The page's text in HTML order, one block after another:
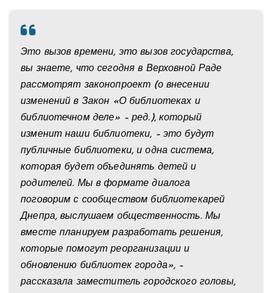
Это вызов времени, это вызов государства,
вы знаете, что сегодня в Верховной Раде
рассмотрят законопроект (о внесении
изменений в Закон «О библиотеках и
библиотечном деле» – ред.), который
изменит наши библиотеки, – это будут
публичные библиотеки, и одна система,
которая будет объединять детей и
родителей. Мы в формате диалога
поговорим с сообществом библиотекарей
Днепра, выслушаем общественность. Мы
вместе планируем разработать решения,
которые помогут реорганизации и
обновлению библиотек города», –
рассказала заместитель городского головы,